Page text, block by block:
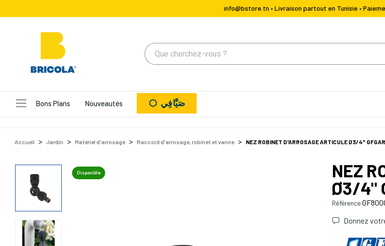
info@bstore.tn • Livraison partout en Tunisie •
Bons Plans Nouveautés صَيَّافِي
Accueil Jardin Matériel d'arrosage Raccord d'arrosage, robinet et vanne NEZ ROBINET D'ARROSAGE ARTICULE Ø3/4"
Disponible
NEZ
Ø3/4"
Référence
Donnez